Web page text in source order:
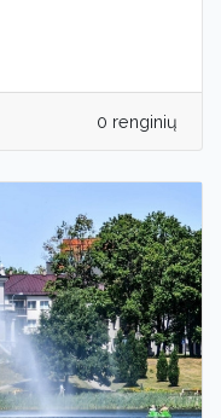
0 renginių